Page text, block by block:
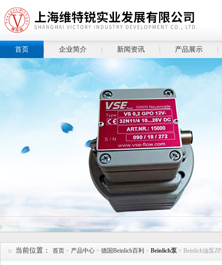
上海维特锐实业发展有限公司
首页 企业简介 新闻资讯 产品展示
当前位置： 首页 > 产品中心 > 德国Beinlich百利 > Beinlich泵 > Beinlich油泵